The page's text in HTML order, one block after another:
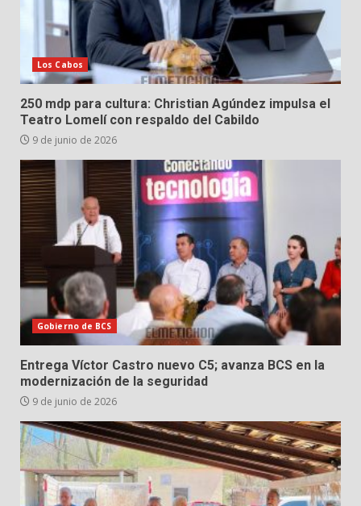
Los Cabos
250 mdp para cultura: Christian Agúndez impulsa el
Teatro Lomelí con respaldo del Cabildo
9 de junio de 2026
Gobierno de BCS
Entrega Víctor Castro nuevo C5; avanza BCS en la
modernización de la seguridad
9 de junio de 2026